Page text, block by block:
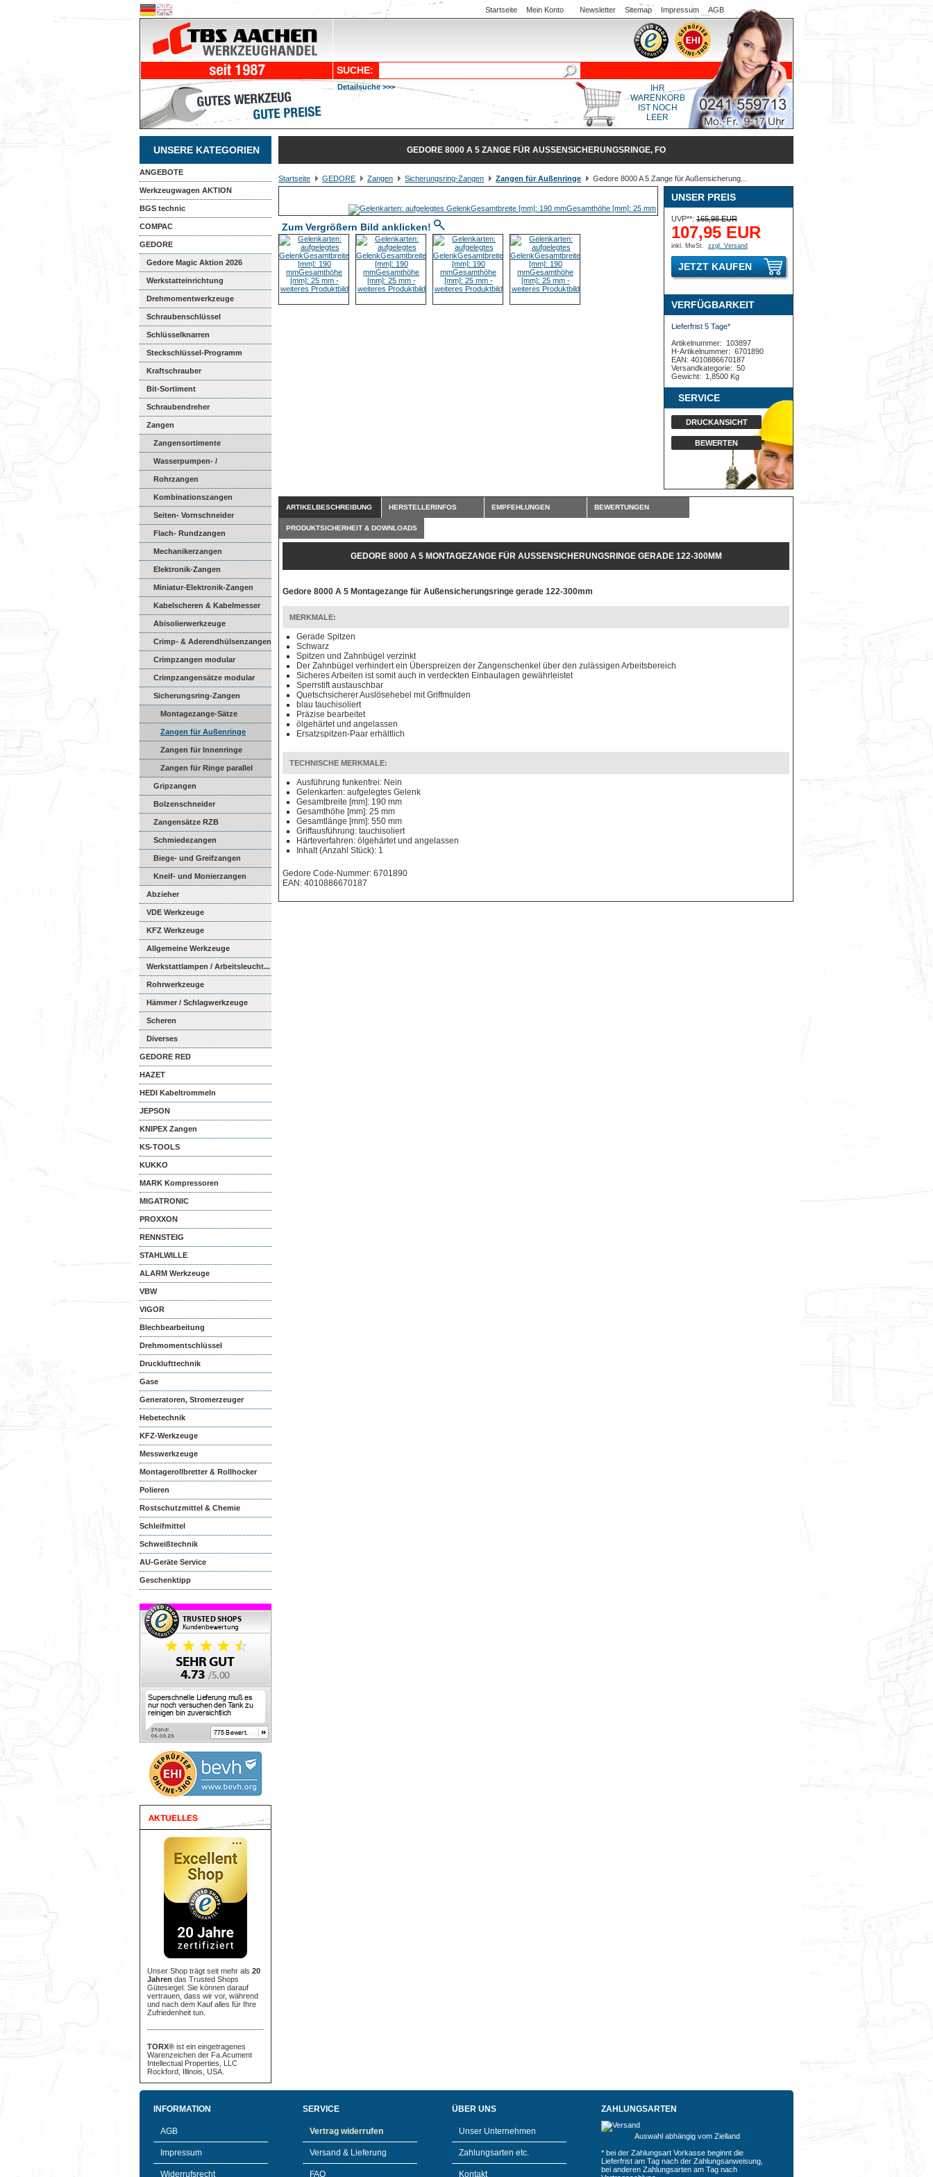
Startseite Mein Konto Newsletter Sitemap Impressum AGB
SUCHE:
Detailsuche >>>
IHR
WARENKORB
IST NOCH
LEER
UNSERE KATEGORIEN
ANGEBOTE
Werkzeugwagen AKTION
BGS technic
COMPAC
GEDORE
Gedore Magic Aktion 2026
Werkstatteinrichtung
Drehmomentwerkzeuge
Schraubenschlüssel
Schlüsselknarren
Steckschlüssel-Programm
Kraftschrauber
Bit-Sortiment
Schraubendreher
Zangen
Zangensortimente
Wasserpumpen- /
Universalzang...
Rohrzangen
Kombinationszangen
Seiten- Vornschneider
Flach- Rundzangen
Mechanikerzangen
Elektronik-Zangen
Miniatur-Elektronik-Zangen
Kabelscheren & Kabelmesser
Abisolierwerkzeuge
Crimp- & Aderendhülsenzangen
Crimpzangen modular
Crimpzangensätze modular
Sicherungsring-Zangen
Montagezange-Sätze
Zangen für Außenringe
Zangen für Innenringe
Zangen für Ringe parallel
Gripzangen
Bolzenschneider
Zangensätze RZB
Schmiedezangen
Biege- und Greifzangen
Kneif- und Monierzangen
Abzieher
VDE Werkzeuge
KFZ Werkzeuge
Allgemeine Werkzeuge
Werkstattlampen / Arbeitsleucht...
Rohrwerkzeuge
Hämmer / Schlagwerkzeuge
Scheren
Diverses
GEDORE RED
HAZET
HEDI Kabeltrommeln
JEPSON
KNIPEX Zangen
KS-TOOLS
KUKKO
MARK Kompressoren
MIGATRONIC
PROXXON
RENNSTEIG
STAHLWILLE
ALARM Werkzeuge
VBW
VIGOR
Blechbearbeitung
Drehmomentschlüssel
Drucklufttechnik
Gase
Generatoren, Stromerzeuger
Hebetechnik
KFZ-Werkzeuge
Messwerkzeuge
Montagerollbretter & Rollhocker
Polieren
Rostschutzmittel & Chemie
Schleifmittel
Schweißtechnik
AU-Geräte Service
Geschenktipp
Unser Shop trägt seit mehr als 20
Jahren das Trusted Shops
Gütesiegel. Sie können darauf
vertrauen, dass wir vor, während
und nach dem Kauf alles für Ihre
Zufriedenheit tun.
TORX® ist ein eingetragenes
Warenzeichen der Fa.Acument
Intellectual Properties, LLC
Rockford, Illinois, USA.
GEDORE 8000 A 5 ZANGE FÜR AUSSENSICHERUNGSRINGE, FO
Startseite GEDORE Zangen Sicherungsring-Zangen Zangen für Außenringe Gedore 8000 A 5 Zange für Außensicherung...
Zum Vergrößern Bild anklicken!
UNSER PREIS
UVP**: 165,98 EUR
107,95 EUR
inkl. MwSt. zzgl. Versand
JETZT KAUFEN
VERFÜGBARKEIT
Lieferfrist 5 Tage*
Artikelnummer:
103897
H-Artikelnummer: 6701890
EAN: 4010886670187
Versandkategorie: 50
Gewicht:
1,8500 Kg
SERVICE
DRUCKANSICHT
BEWERTEN
ARTIKELBESCHREIBUNG HERSTELLERINFOS EMPFEHLUNGEN BEWERTUNGEN
PRODUKTSICHERHEIT & DOWNLOADS
GEDORE 8000 A 5 MONTAGEZANGE FÜR AUSSENSICHERUNGSRINGE GERADE 122-300MM
Gedore 8000 A 5 Montagezange für Außensicherungsringe gerade 122-300mm
MERKMALE:
Gerade Spitzen
Schwarz
Spitzen und Zahnbügel verzinkt
Der Zahnbügel verhindert ein Überspreizen der Zangenschenkel über den zulässigen Arbeitsbereich
Sicheres Arbeiten ist somit auch in verdeckten Einbaulagen gewährleistet
Sperrstift austauschbar
Quetschsicherer Auslösehebel mit Griffmulden
blau tauchisoliert
Präzise bearbeitet
ölgehärtet und angelassen
Ersatzspitzen-Paar erhältlich
TECHNISCHE MERKMALE:
Ausführung funkenfrei: Nein
Gelenkarten: aufgelegtes Gelenk
Gesamtbreite [mm]: 190 mm
Gesamthöhe [mm]: 25 mm
Gesamtlänge [mm]: 550 mm
Griffausführung: tauchisoliert
Härteverfahren: ölgehärtet und angelassen
Inhalt (Anzahl Stück): 1
Gedore Code-Nummer: 6701890
EAN: 4010886670187
INFORMATION
AGB
Impressum
Widerrufsrecht
SERVICE
Vertrag widerrufen
Versand & Lieferung
FAQ
ÜBER UNS
Unser Unternehmen
Zahlungsarten etc.
Kontakt
ZAHLUNGSARTEN
Auswahl abhängig vom Zielland
* bei der Zahlungsart Vorkasse beginnt die
Lieferfrist am Tag nach der Zahlungsanweisung,
bei anderen Zahlungsarten am Tag nach